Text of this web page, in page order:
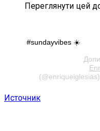
Переглянути цей
#sundayvibes ☀️
Источник